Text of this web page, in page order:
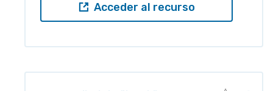
Acceder al recurso